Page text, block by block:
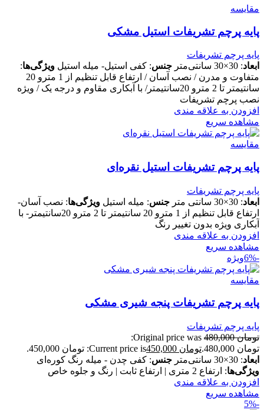
مقایسه
پایه پرچم تشریفات استیل مشکی
پایه پرچم تشریفات
ابعاد: 30×30 سانتی‌متر جنس: کفی استیل- میله استیل ویژگی‌ها:
متفاوت و مدرن / نصب آسان / ارتفاع قابل تنظیم از 1 مترو 20
سانتیمتر تا 2 مترو 20سانتیمتر/ با آبکاری مقاوم و درجه یک / ویژه
نصب پرچم تشریفات
افزودن به علاقه مندی
مشاهده سریع
مقایسه
پایه پرچم تشریفات استیل نقره‌ای
پایه پرچم تشریفات
ابعاد: 30×30 سانتی متر جنس: میله استیل ویژگی‌ها: نصب آسان-
ارتفاع قابل تنظیم از 1 مترو 20 سانتیمتر تا 2 مترو 20سانتیمتر- با
آبکاری ویژه بدون تغییر رنگ
افزودن به علاقه مندی
مشاهده سریع
-6%
ویژه
مقایسه
پایه پرچم تشریفات پنجه شیری مشکی
پایه پرچم تشریفات
تومان480,000
Original price was:
تومان 480,000.
تومان
Current price is: تومان 450,000.
ابعاد: 30×30 سانتی‌متر جنس: کفی چدن - میله رنگ کوره‌ای
ویژگی‌ها: ارتفاع 2 متری | ارتفاع ثابت | رنگ و جلوه خاص
افزودن به علاقه مندی
مشاهده سریع
-5%